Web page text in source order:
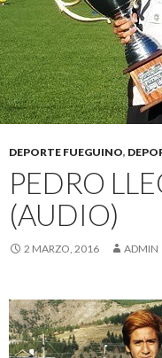
DEPORTE FUEGUINO,
PEDRO
(AUDIO)
2 MARZO, 2016 ADMIN